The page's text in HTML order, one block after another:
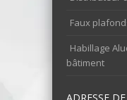
Faux
Habillage
bâtiment